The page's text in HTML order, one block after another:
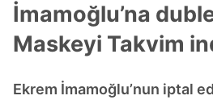
İmamoğlu’na duble
Maskeyi Takvim
Ekrem İmamoğlu’nun iptal